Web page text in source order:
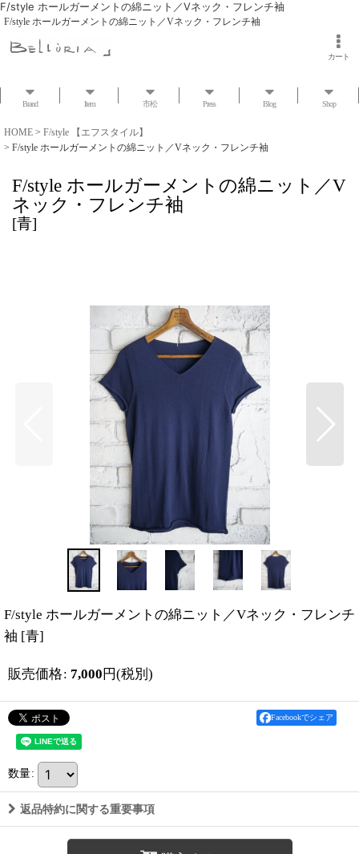
F/style ホールガーメントの綿ニット／Vネック・フレンチ袖
F/style ホールガーメントの綿ニット／Vネック・フレンチ袖
カート
Brand Item 市松 Press Blog Shop
HOME > F/style 【エフスタイル】
> F/style ホールガーメントの綿ニット／Vネック・フレンチ袖
F/style ホールガーメントの綿ニット／V
ネック・フレンチ袖
[青]
F/style ホールガーメントの綿ニット／Vネック・フレンチ
袖 [青]
販売価格: 7,000 円(税別)
Facebookでシェア
数量:
返品特約に関する重要事項